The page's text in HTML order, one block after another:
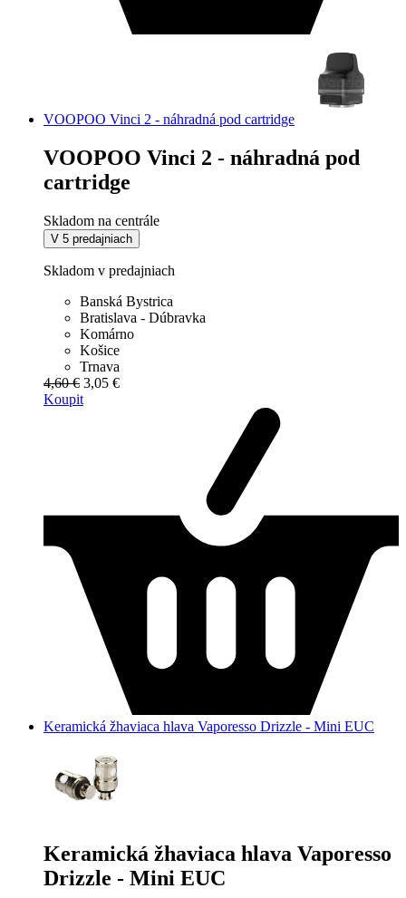
VOOPOO Vinci 2 - náhradná pod cartridge
VOOPOO Vinci 2 - náhradná pod
cartridge
Skladom na centrále
V 5 predajniach
Skladom v predajniach
Banská Bystrica
Bratislava - Dúbravka
Komárno
Košice
Trnava
4,60 € 3,05 €
Koupit
Keramická žhaviaca hlava Vaporesso Drizzle - Mini EUC
Keramická žhaviaca hlava Vaporesso
Drizzle - Mini EUC